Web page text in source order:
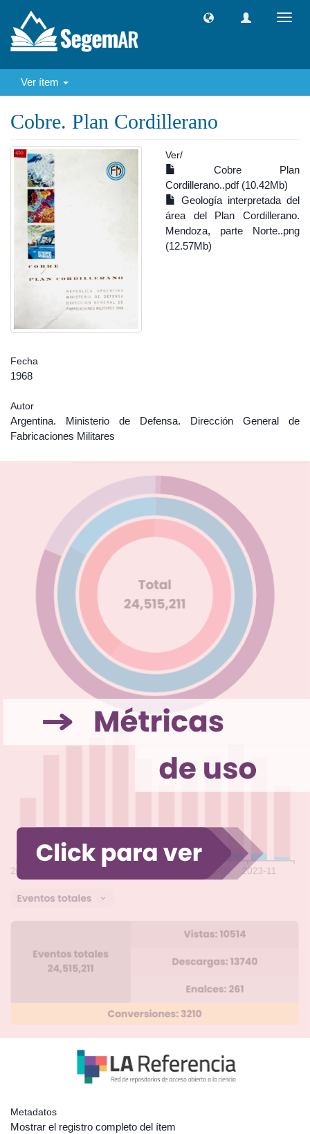
Ver ítem
Cobre. Plan Cordillerano
Ver/
Cobre Plan
Cordillerano..pdf (10.42Mb)
Geología interpretada del
área del Plan Cordillerano.
Mendoza, parte Norte..png
(12.57Mb)
Fecha
1968
Autor
Argentina. Ministerio de Defensa. Dirección General de
Fabricaciones Militares
Metadatos
Mostrar el registro completo del ítem